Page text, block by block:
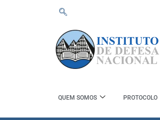
QUEM SOMOS PROTOCOLO